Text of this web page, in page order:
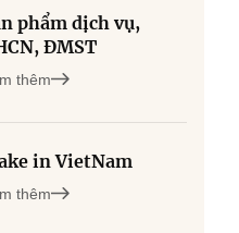
phẩm dịch vụ,
ĐMST
thêm
in VietNam
thêm